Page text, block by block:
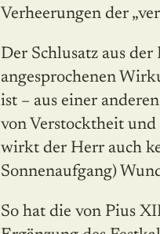
Verheerungen der
Der Schlusatz aus
angesprochenen
ist – aus einer
von Verstocktheit
wirkt der Herr auch
Sonnenaufgang)
So hat die von Pius